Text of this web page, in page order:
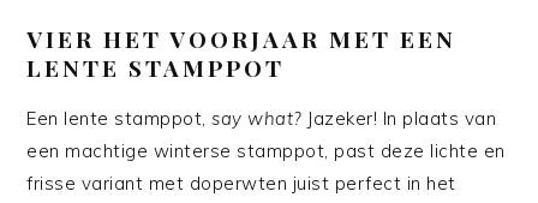
VIER HET VOORJAAR MET EEN
LENTE STAMPPOT
Een lente stamppot,say what? Jazeker! In plaats van
een machtige winterse stamppot, past deze lichte en
frisse variant met doperwten juist perfect in het